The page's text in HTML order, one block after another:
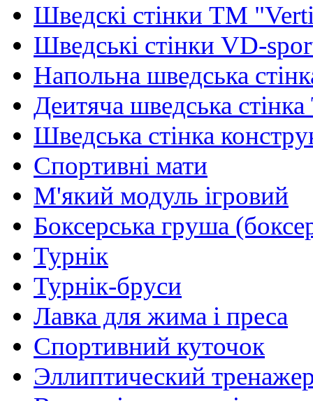
Шведскі стінки TM
Шведські стінки VD-
Напольна шведська
Деитяча шведська
Шведська стінка
Спортивні мати
М'який модуль ігровий
Боксерська груша
Турнік
Турнік-бруси
Лавка для жима і преса
Спортивний куточок
Эллиптический